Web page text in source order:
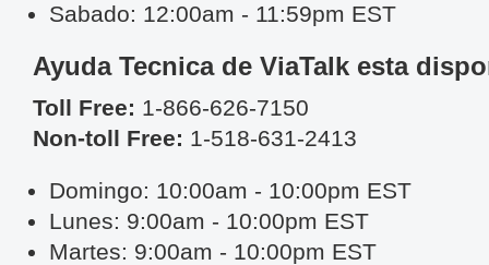
Sabado: 12:00am - 11:59pm EST
Ayuda Tecnica de ViaTalk esta
Toll Free: 1-866-626-7150
Non-toll Free: 1-518-631-2413
Domingo: 10:00am - 10:00pm EST
Lunes: 9:00am - 10:00pm EST
Martes: 9:00am - 10:00pm EST